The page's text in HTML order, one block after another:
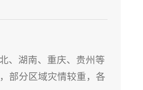
、湖南、重庆、贵州等
部分区域灾情较重，各